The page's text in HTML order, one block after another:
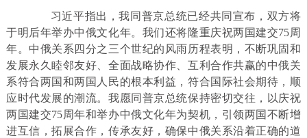
习近平指出，我同普京总统已经共同宣布，双方将
于明后年举办中俄文化年。我们还将隆重庆祝两国建交75周
年。中俄关系四分之三个世纪的风雨历程表明，不断巩固和
发展永久睦邻友好、全面战略协作、互利合作共赢的中俄关
系符合两国和两国人民的根本利益，符合国际社会期待，顺
应时代发展的潮流。我愿同普京总统保持密切交往，以庆祝
两国建交75周年和举办中俄文化年为契机，引领两国不断增
进互信，拓展合作，传承友好，确保中俄关系沿着正确的道